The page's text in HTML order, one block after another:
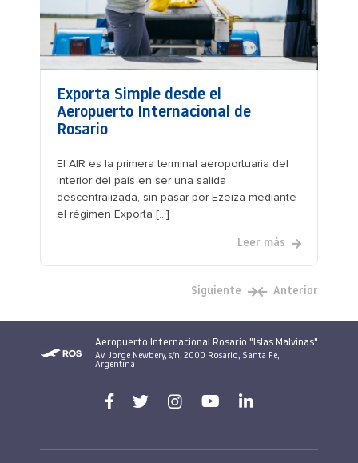
Exporta Simple desde el
Aeropuerto Internacional de
Rosario
El AIR es la primera terminal aeroportuaria del
interior del país en ser una salida
descentralizada, sin pasar por Ezeiza mediante
el régimen Exporta [...]
Leer más
Siguiente Anterior
Aeropuerto Internacional Rosario "Islas Malvinas"
Av. Jorge Newbery, s/n, 2000 Rosario, Santa Fe,
Argentina